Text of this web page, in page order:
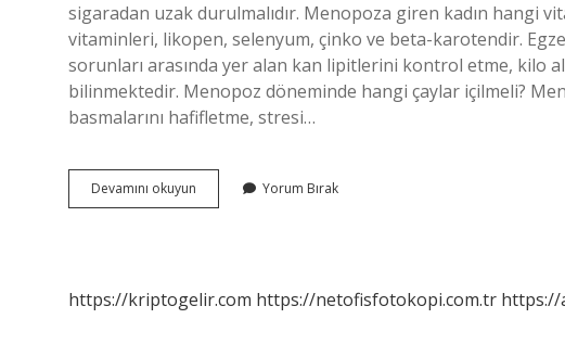
sigaradan uzak durulmalıdır. Menopoza giren kadın hangi
vitaminleri, likopen, selenyum, çinko ve beta-karotendir.
sorunları arasında yer alan kan lipitlerini kontrol etme, kilo
bilinmektedir. Menopoz döneminde hangi çaylar içilmeli?
basmalarını hafifletme, stresi…
Devamını okuyun Menopozda
Ne
Yorum Bırak
https://kriptogelir.com https://netofisfotokopi.com.tr https://